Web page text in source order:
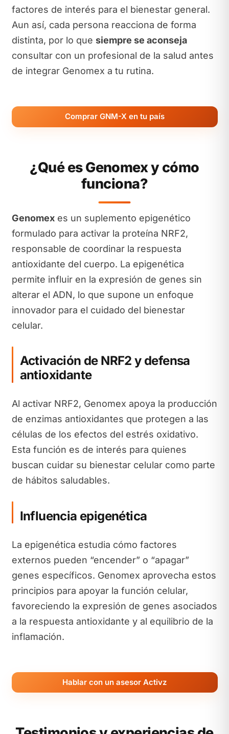
factores de interés para el bienestar general.
Aun así, cada persona reacciona de forma
distinta, por lo que siempre se aconseja
consultar con un profesional de la salud antes
de integrar Genomex a tu rutina.
Comprar GNM-X en tu país
¿Qué es Genomex y cómo
funciona?
Genomexes un suplemento epigenético
formulado para activar la proteína NRF2,
responsable de coordinar la respuesta
antioxidante del cuerpo. La epigenética
permite influir en la expresión de genes sin
alterar el ADN, lo que supone un enfoque
innovador para el cuidado del bienestar
celular.
Activación de NRF2 y defensa
antioxidante
Al activar NRF2, Genomex apoya la producción
de enzimas antioxidantes que protegen a las
células de los efectos del estrés oxidativo.
Esta función es de interés para quienes
buscan cuidar su bienestar celular como parte
de hábitos saludables.
Influencia epigenética
La epigenética estudia cómo factores
externos pueden “encender” o “apagar”
genes específicos. Genomex aprovecha estos
principios para apoyar la función celular,
favoreciendo la expresión de genes asociados
a la respuesta antioxidante y al equilibrio de la
inflamación.
Hablar con un asesor Activz